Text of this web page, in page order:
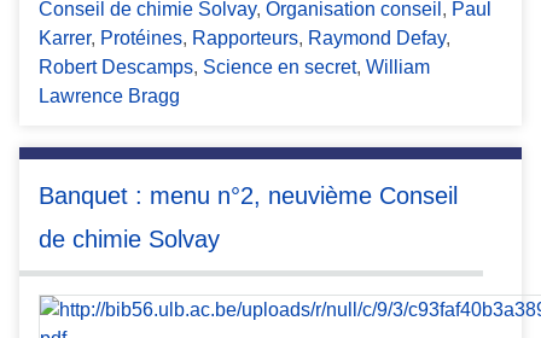
Conseil de chimie Solvay, Organisation conseil , Paul
Karrer, Protéines, Rapporteurs, Raymond Defay,
Robert Descamps, Science en secret, William
Lawrence Bragg
Banquet : menu n°2, neuvième Conseil
de chimie Solvay